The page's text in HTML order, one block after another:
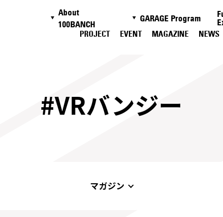
About
100BANCH
GARAGE Program
PROJECT
EVENT MAGAZINE NEWS
#VRバンジー
マガジン